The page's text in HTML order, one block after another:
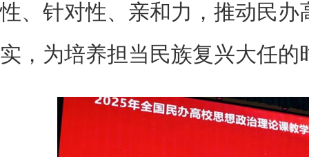
性、针对性、亲和力，推动民办
实，为培养担当民族复兴大任的